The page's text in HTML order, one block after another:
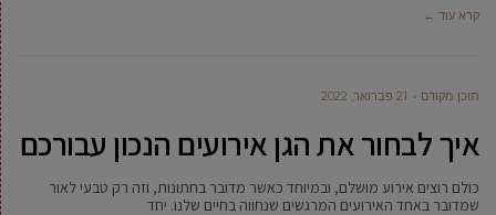
קרא עוד ←
תוכן מקודם 21 פברואר, 2022
איך לבחור את הגן אירועים הנכון עבורכם
כולם רוצים אירוע מושלם, ובמיוחד כאשר מדובר בחתונות, וזה רק טבעי לאור
שמדובר באחד האירועים המרגשים שנחווה בחיים שלנו. יחד